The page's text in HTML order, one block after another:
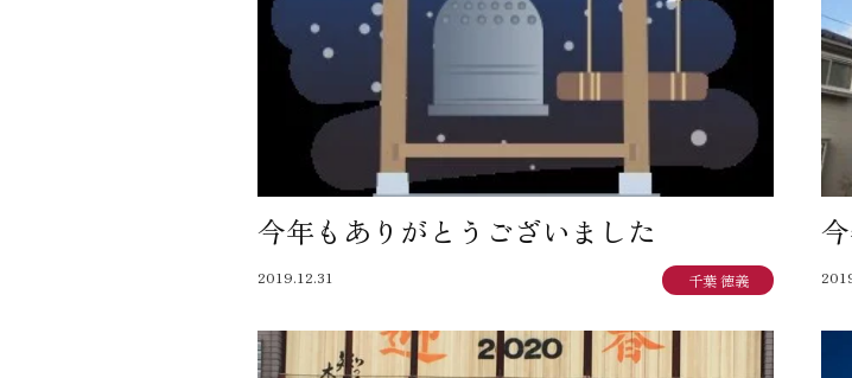
自社大工集団「名匠会」
ホームオーナー様が集う会『100TOMO』
近代ホーム公式LINE
来場予約
今年もありがとうございました
2019.12.31 千葉 徳義